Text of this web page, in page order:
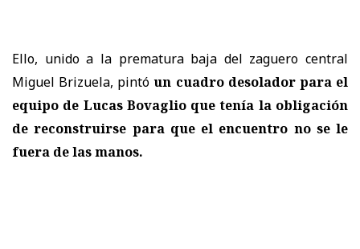
Ello, unido a la prematura baja del zaguero central
Miguel Brizuela, pintóun cuadro desolador para el
equipo de Lucas Bovaglio que tenía la obligación
de reconstruirse para que el encuentro no se le
fuera de las manos.